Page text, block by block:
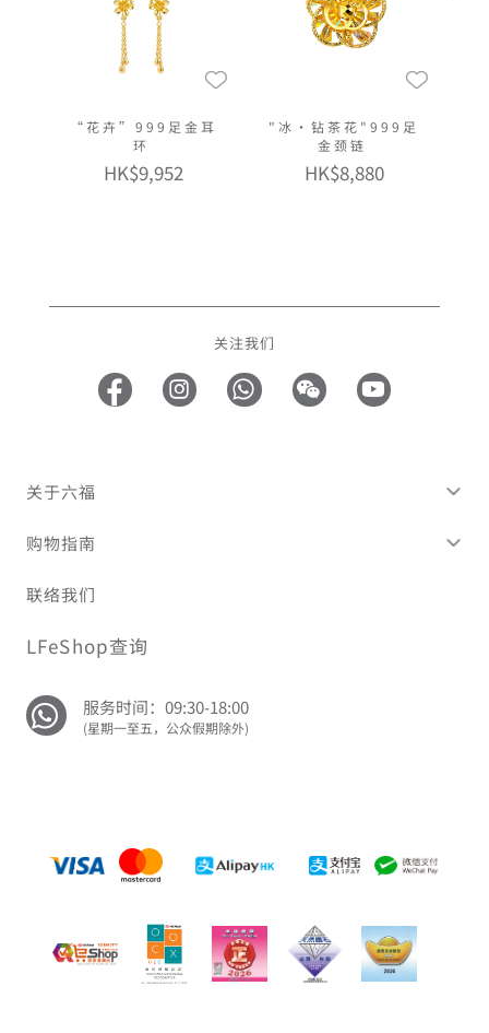
“花卉”999足金耳
环
HK$9,952
"冰·钻茶花"999足
金颈链
HK$8,880
关注我们
关于六福
购物指南
联络我们
LFeShop查询
服务时间：09:30-18:00
(星期一至五，公众假期除外)